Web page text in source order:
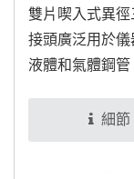
雙片喫入式異徑
接頭廣泛用於儀
液體和氣體鋼管
醫療設備。 細節